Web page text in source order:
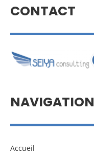
CONTACT
NAVIGATION
Accueil